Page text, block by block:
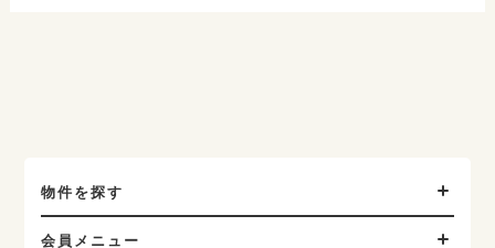
物件を探す
会員メニュー